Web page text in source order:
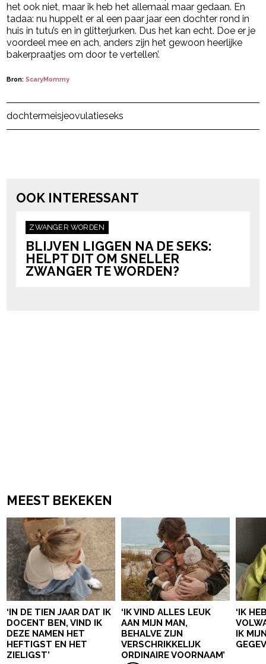
het ook niet, maar ik heb het allemaal maar gedaan. En
tadaa: nu huppelt er al een paar jaar een dochter rond in
huis in tutu’s en in glitterjurken. Dus het kan echt. Doe er je
voordeel mee en ach, anders zijn het gewoon heerlijke
bakerpraatjes om door te vertellen’.
Bron:ScaryMommy
Post Views: 6.864
dochtermeisjeovulatieseks
OOK INTERESSANT
ZWANGER WORDEN
BLIJVEN LIGGEN NA DE SEKS:
HELPT DIT OM SNELLER
ZWANGER TE WORDEN?
MEEST BEKEKEN
‘IN DE TIEN JAAR DAT IK
DOCENT BEN, VIND IK
DEZE NAMEN HET
HEFTIGST EN HET
ZIELIGST’
‘IK VIND ALLES LEUK
AAN MIJN MAN,
BEHALVE ZIJN
VERSCHRIKKELIJK
ORDINAIRE VOORNAAM’
‘IK
IK